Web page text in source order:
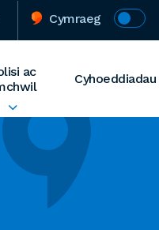
Cymraeg
ac
Cyhoeddiadau